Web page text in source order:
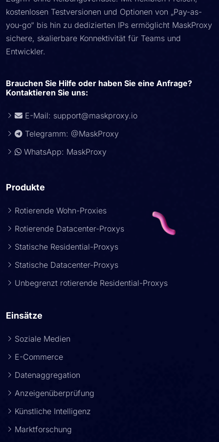
kostenlosen Testversionen und Optionen von „Pay-as-
you-go“ bis hin zu dedizierten IPs ermöglicht MaskProxy
sichere, skalierbare Konnektivität für Teams und
Entwickler.
Brauchen Sie Hilfe oder haben Sie eine Anfrage?
Kontaktieren Sie uns:
E-Mail: support@maskproxy.io
Telegramm: @MaskProxy
WhatsApp: MaskProxy
Produkte
Rotierende Wohn-Proxies
Rotierende Datacenter-Proxys
Statische Residential-Proxys
Statische Datacenter-Proxys
Unbegrenzt rotierende Residential-Proxys
Einsätze
Soziale Medien
E-Commerce
Datenaggregation
Anzeigenüberprüfung
Künstliche Intelligenz
Marktforschung